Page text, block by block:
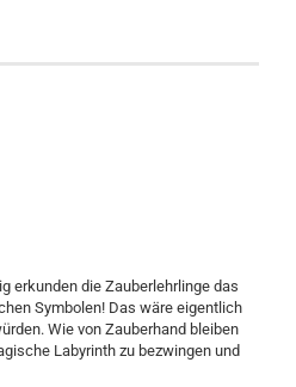
erkunden die Zauberlehrlinge das
Symbolen! Das wäre eigentlich
Wie von Zauberhand bleiben
Labyrinth zu bezwingen und